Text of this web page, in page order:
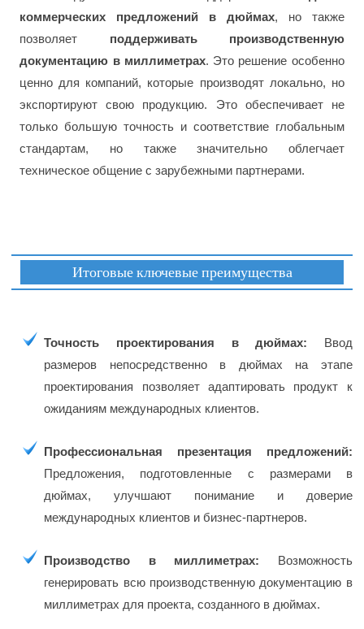
коммерческих предложений в дюймах, но также
позволяет поддерживать производственную
документацию в миллиметрах. Это решение особенно
ценно для компаний, которые производят локально, но
экспортируют свою продукцию. Это обеспечивает не
только большую точность и соответствие глобальным
стандартам, но также значительно облегчает
техническое общение с зарубежными партнерами.
Итоговые ключевые преимущества
Точность проектирования в дюймах: Ввод
размеров непосредственно в дюймах на этапе
проектирования позволяет адаптировать продукт к
ожиданиям международных клиентов.
Профессиональная презентация предложений:
Предложения, подготовленные с размерами в
дюймах, улучшают понимание и доверие
международных клиентов и бизнес-партнеров.
Производство в миллиметрах: Возможность
генерировать всю производственную документацию в
миллиметрах для проекта, созданного в дюймах.